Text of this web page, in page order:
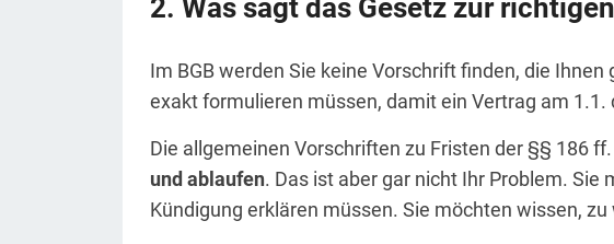
Was sagt das Gesetz zur
Im BGB werden Sie keine Vorschrift finden, die
exakt formulieren müssen, damit ein Vertrag am 1.1.
Die allgemeinen Vorschriften zu Fristen der §§ 186 ff.
und ablaufen. Das ist aber gar nicht Ihr Problem. Sie
Kündigung erklären müssen. Sie möchten wissen,